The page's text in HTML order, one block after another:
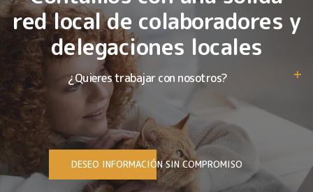
red local de colaboradores y
delegaciones locales
¿Quieres trabajar con nosotros?
DESEO INFORMACIÓN SIN COMPROMISO